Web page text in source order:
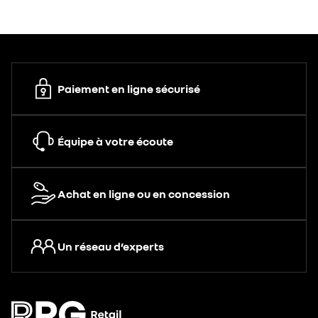
Paiement en ligne sécurisé
Équipe à votre écoute
Achat en ligne ou en concession
Un réseau d’experts